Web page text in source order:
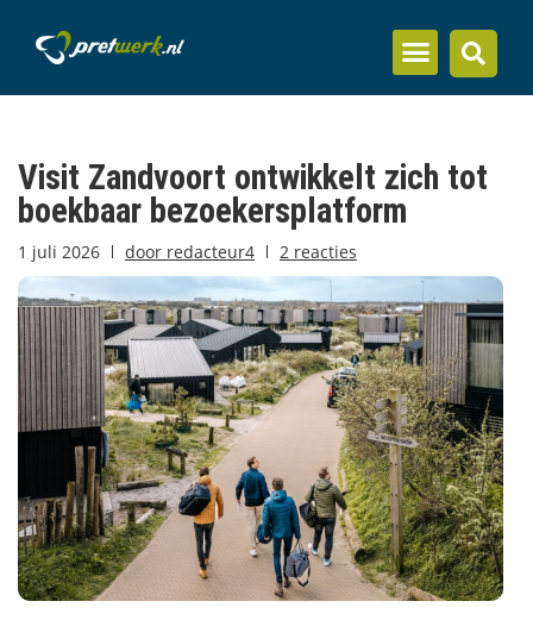
Visit Zandvoort ontwikkelt zich tot
boekbaar bezoekersplatform
1 juli 2026 door redacteur4 2 reacties